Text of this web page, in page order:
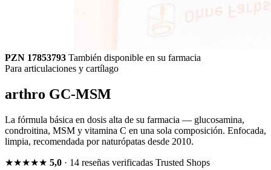
PZN 17853793 También disponible en su farmacia
Para articulaciones y cartílago
arthro GC-MSM
La fórmula básica en dosis alta de su farmacia — glucosamina,
condroitina, MSM y vitamina C en una sola composición. Enfocada,
limpia, recomendada por naturópatas desde 2010.
★★★★★ 5,0 · 14 reseñas verificadas Trusted Shops